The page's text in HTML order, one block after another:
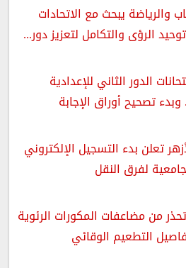
والرياضة يبحث مع الاتحادات
الرؤى والتكامل لتعزيز دور...
الدور الثاني للإعدادية
وبدء تصحيح أوراق الإجابة
تعلن بدء التسجيل الإلكتروني
لفرق النقل
من مضاعفات المكورات الرئوية
التطعيم الوقائي